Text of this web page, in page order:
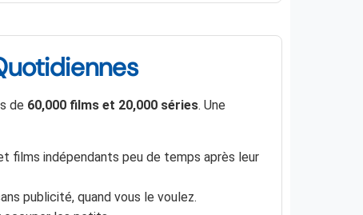
de 60,000 films et 20,000 séries. Une
films indépendants peu de temps après leur
publicité, quand vous le voulez.